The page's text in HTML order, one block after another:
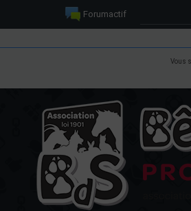
Forumactif
Vous